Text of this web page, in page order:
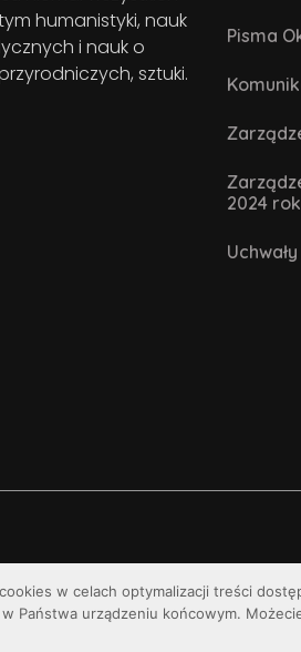
humanistyki, nauk
i nauk o
sztuki.
Pisma
2024
©
w celach optymalizacji treści
Państwa urządzeniu końcowym.